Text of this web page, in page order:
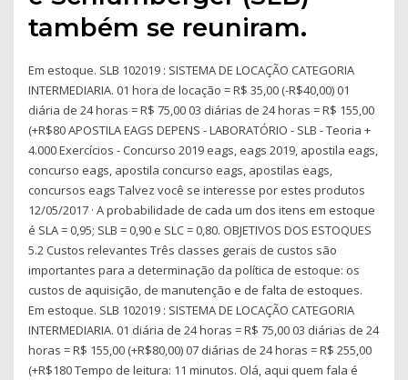
também se reuniram.
Em estoque. SLB 102019 : SISTEMA DE LOCAÇÃO CATEGORIA
INTERMEDIARIA. 01 hora de locação = R$ 35,00 (-R$40,00) 01
diária de 24 horas = R$ 75,00 03 diárias de 24 horas = R$ 155,00
(+R$80 APOSTILA EAGS DEPENS - LABORATÓRIO - SLB - Teoria +
4.000 Exercícios - Concurso 2019 eags, eags 2019, apostila eags,
concurso eags, apostila concurso eags, apostilas eags,
concursos eags Talvez você se interesse por estes produtos
12/05/2017 · A probabilidade de cada um dos itens em estoque
é SLA = 0,95; SLB = 0,90 e SLC = 0,80. OBJETIVOS DOS ESTOQUES
5.2 Custos relevantes Três classes gerais de custos são
importantes para a determinação da política de estoque: os
custos de aquisição, de manutenção e de falta de estoques.
Em estoque. SLB 102019 : SISTEMA DE LOCAÇÃO CATEGORIA
INTERMEDIARIA. 01 diária de 24 horas = R$ 75,00 03 diárias de 24
horas = R$ 155,00 (+R$80,00) 07 diárias de 24 horas = R$ 255,00
(+R$180 Tempo de leitura: 11 minutos. Olá, aqui quem fala é